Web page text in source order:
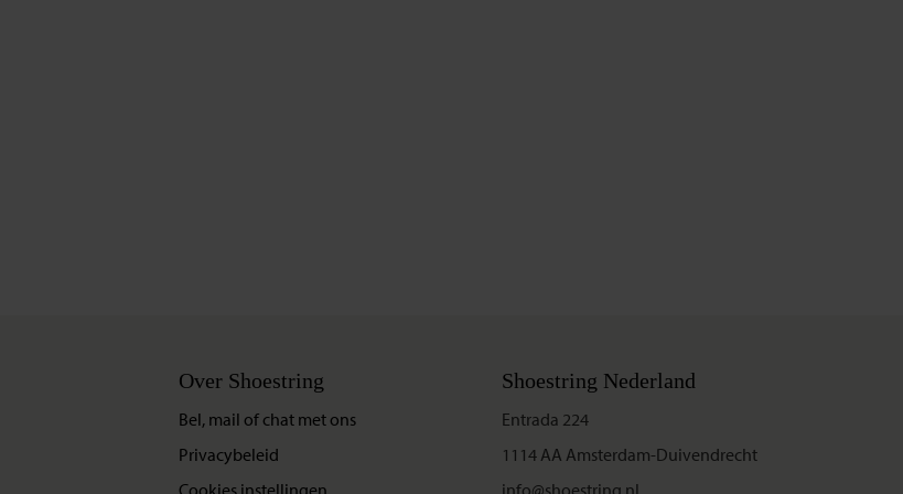
Over Shoestring
Bel, mail of chat met ons
Privacybeleid
Cookies instellingen
Shoestring Nederland
Entrada 224
1114 AA Amsterdam-Duivendrecht
info@shoestring.nl